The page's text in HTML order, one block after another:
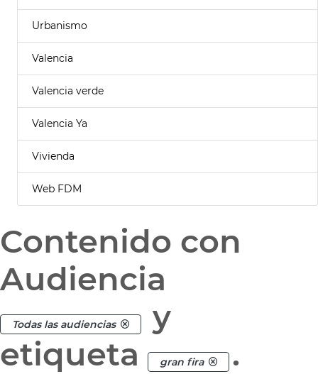
Urbanismo
Valencia
Valencia verde
Valencia Ya
Vivienda
Web FDM
Contenido con
Audiencia
Todas las audiencias
y
etiqueta
gran fira .